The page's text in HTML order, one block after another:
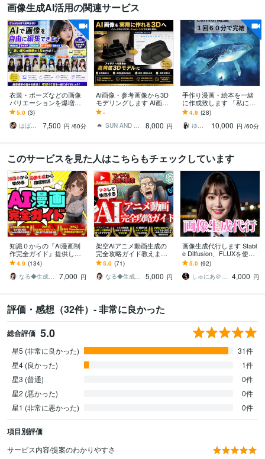
画像生成AI活用の関連サービス
衣装・ポーズなどの画像
バリエーションを爆増で
きます 動画やLoRA作成に
使える理想の素材画像を
作成しよう！
5.0 (3)
はばねろスタジオ
7,500 円 /60分
AI画像・参考画像から3D
モデリングします AI画像
をFusionで3D化！
-
SUN AND M 設計事務所
8,000 円
手作り漫画・絵本を一緒
に作成致します 「私にも
絵本が作れた！」その感
動をあなたにも
4.9 (28)
ゆん＠電子書籍出版プロデューサー
10,000 円 /60分
このサービスを見た人はこちらもチェックしています
知識０からの『AI漫画制
作完全ガイド』提供しま
す ✅【素材集・テンプレ
付】初心者でもAI漫画家
になれる攻略本
4.9 (134)
なる◆生成AI活用サポート
7,000 円
架空AIアニメ動画生成の
完全攻略ガイド教えます
【5大専用GPTs】Youtube
でバズるアニメ動画で収
益化
5.0 (71)
なる◆生成AI活用サポート
5,000 円
画像生成代行します Stabl
e Diffusion、FLUXを使用
した画像生成
5.0 (92)
しゅにあ＠生成AIならお任せください
4,000 円
評価・感想（32件）- 非常に良かった
総合評価 5.0
星5 (非常に良かった)
31件
星4 (良かった)
1件
星3 (普通)
0件
星2 (悪かった)
0件
星1 (非常に悪かった)
0件
項目別評価
サービス内容/提案のわかりやすさ